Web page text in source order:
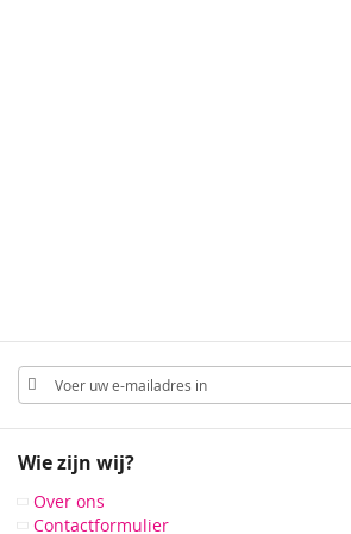
Abonneer
u
op
nieuwsbrief
Wie zijn wij?
Over ons
Contactformulier